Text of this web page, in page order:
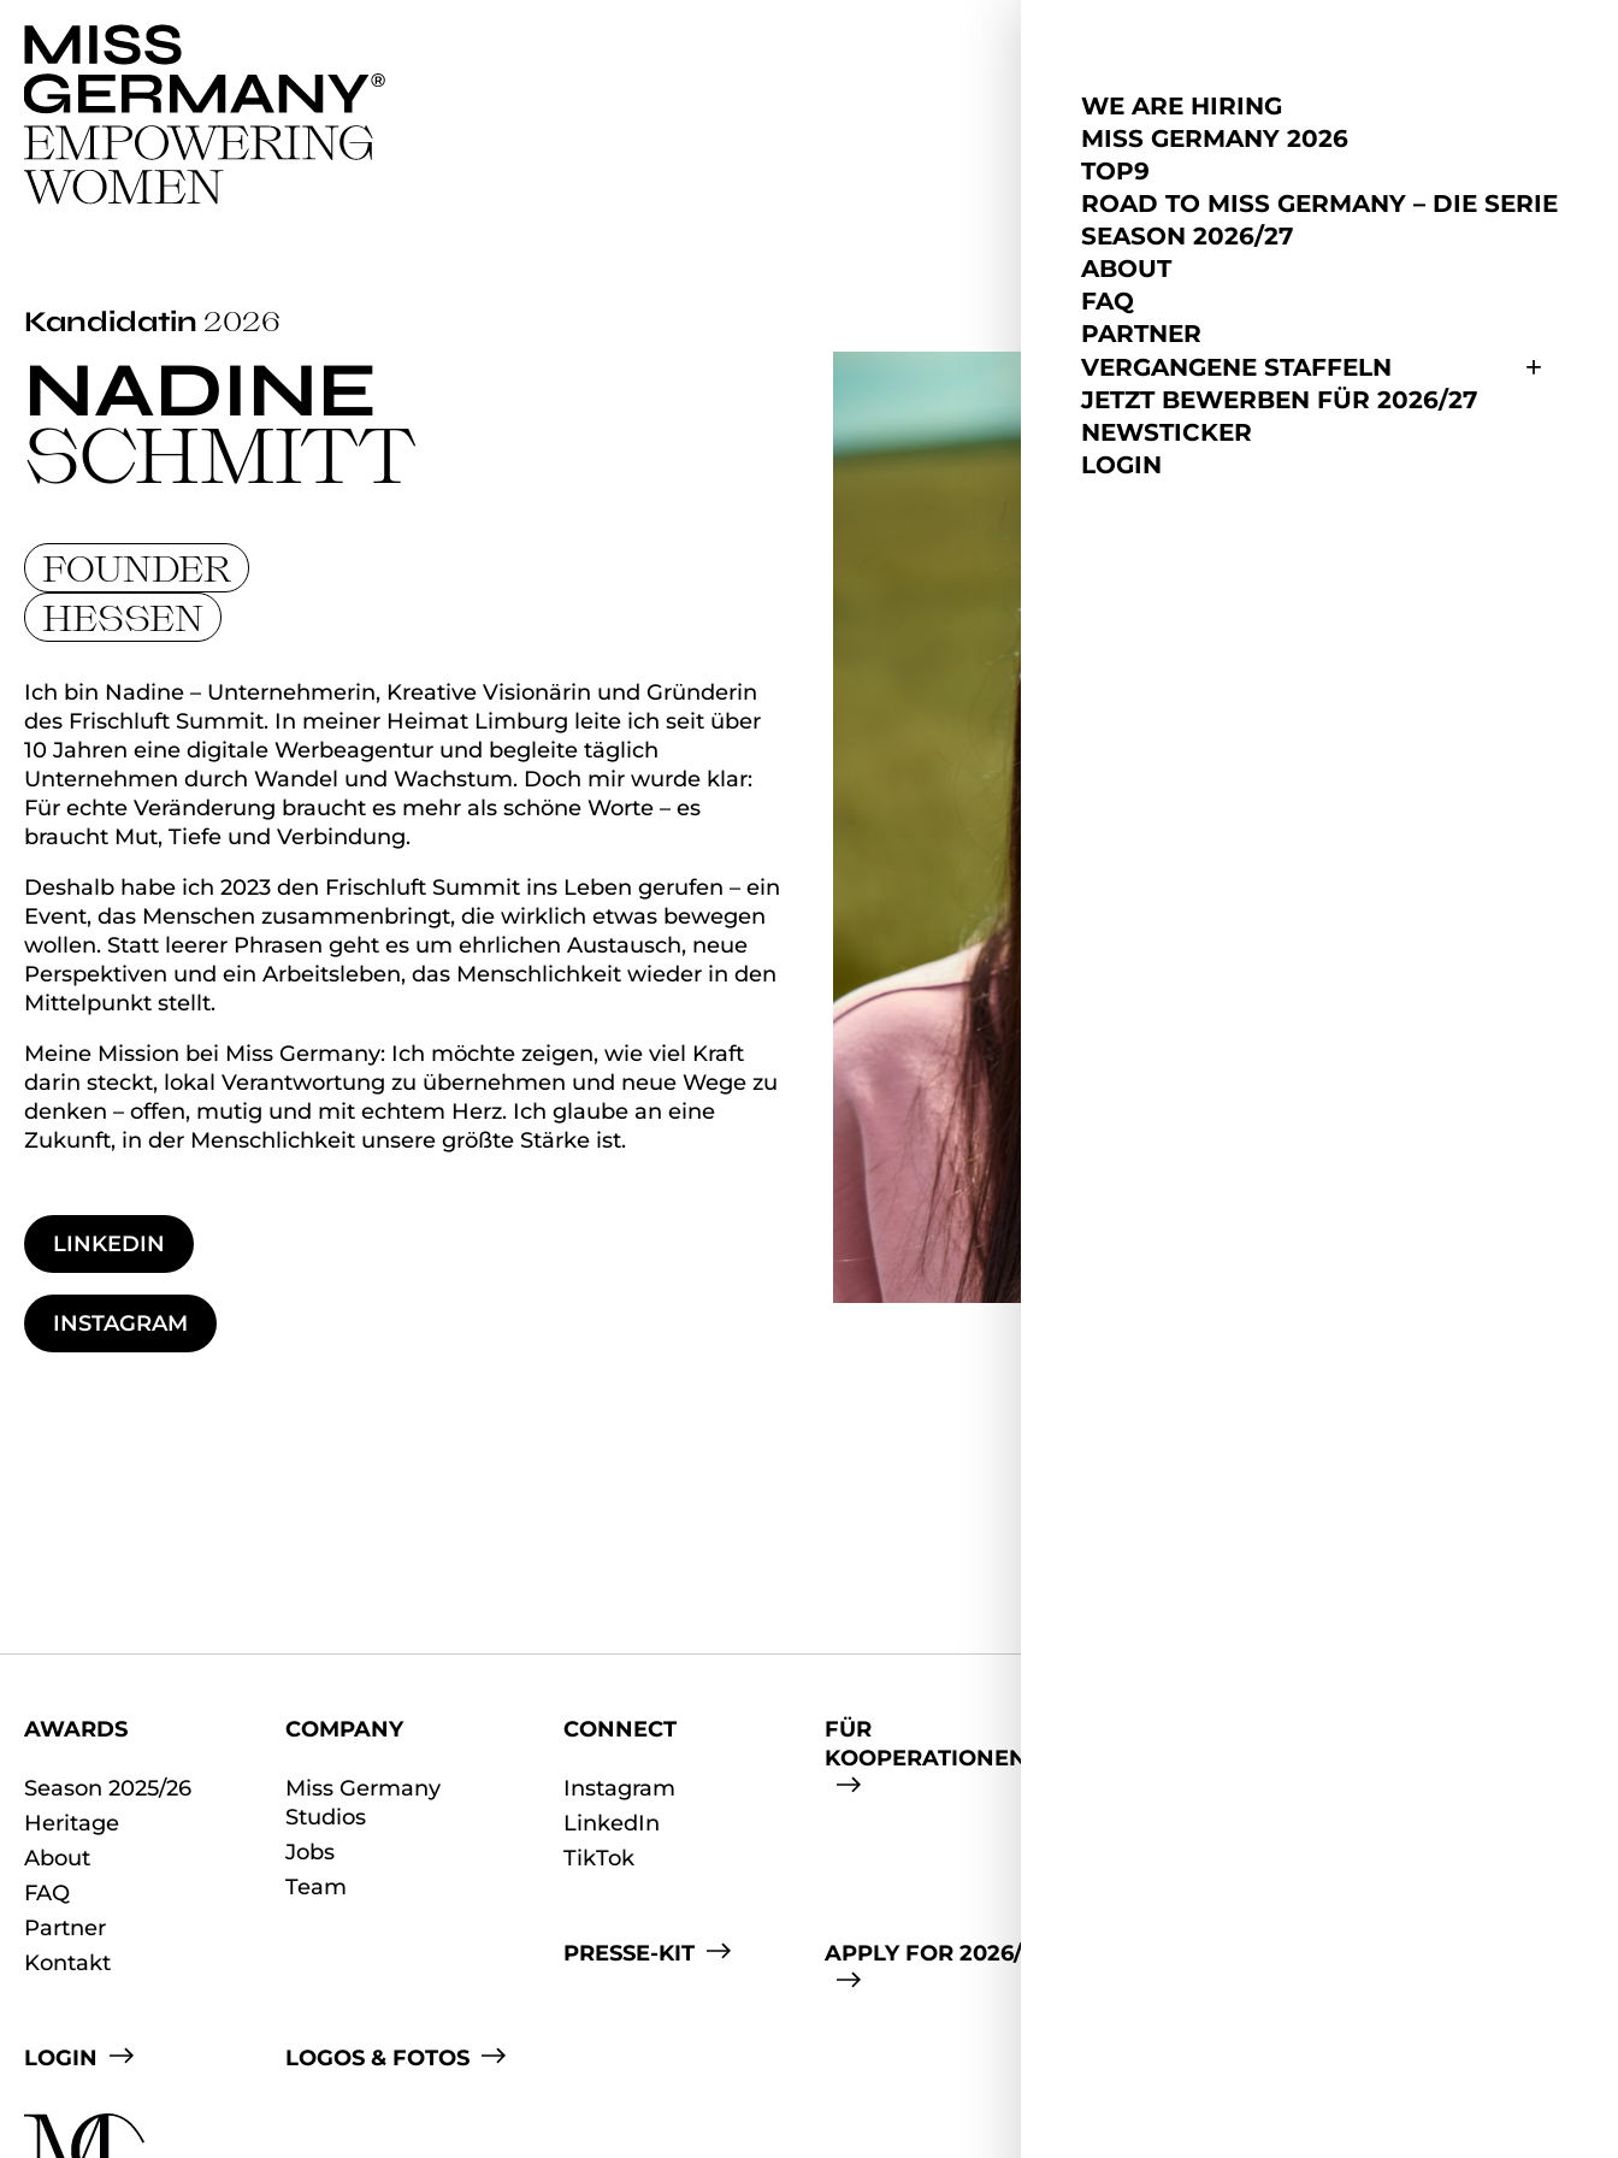
WE ARE HIRING
MISS GERMANY 2026
TOP9
ROAD TO MISS GERMANY – DIE SERIE
SEASON 2026/27
ABOUT
FAQ
PARTNER
VERGANGENE STAFFELN
JETZT BEWERBEN FÜR 2026/27
NEWSTICKER
LOGIN
Kandidatin 2026
NADINE
SCHMITT
FOUNDER
HESSEN
Ich bin Nadine – Unternehmerin, Kreative Visionärin und Gründerin
des Frischluft Summit. In meiner Heimat Limburg leite ich seit über
10 Jahren eine digitale Werbeagentur und begleite täglich
Unternehmen durch Wandel und Wachstum. Doch mir wurde klar:
Für echte Veränderung braucht es mehr als schöne Worte – es
braucht Mut, Tiefe und Verbindung.
Deshalb habe ich 2023 den Frischluft Summit ins Leben gerufen – ein
Event, das Menschen zusammenbringt, die wirklich etwas bewegen
wollen. Statt leerer Phrasen geht es um ehrlichen Austausch, neue
Perspektiven und ein Arbeitsleben, das Menschlichkeit wieder in den
Mittelpunkt stellt.
Meine Mission bei Miss Germany: Ich möchte zeigen, wie viel Kraft
darin steckt, lokal Verantwortung zu übernehmen und neue Wege zu
denken – offen, mutig und mit echtem Herz. Ich glaube an eine
Zukunft, in der Menschlichkeit unsere größte Stärke ist.
LINKEDIN
INSTAGRAM
AWARDS
Season 2025/26
Heritage
About
FAQ
Partner
Kontakt
COMPANY
Miss Germany
Studios
Jobs
Team
LOGIN LOGOS & FOTOS
CONNECT
Instagram
LinkedIn
TikTok
FÜR
KOOPERATIONEN
PRESSE-KIT APPLY FOR 2026/27